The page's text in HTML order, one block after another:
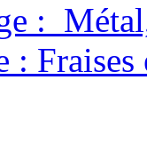
:
: Fraises